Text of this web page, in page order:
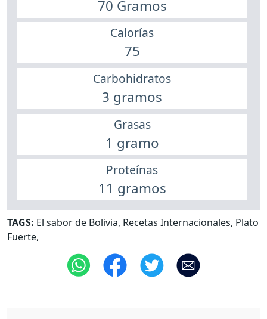
70 Gramos
Calorías
75
Carbohidratos
3 gramos
Grasas
1 gramo
Proteínas
11 gramos
TAGS: El sabor de Bolivia, Recetas Internacionales, Plato
Fuerte,